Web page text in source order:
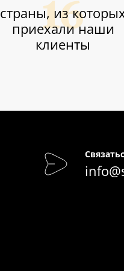
страны, из
приехали наши
клиенты